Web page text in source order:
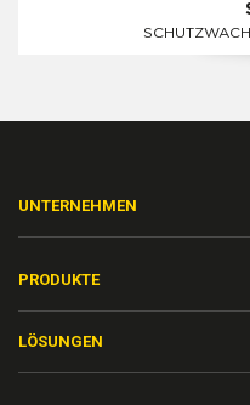
UNTERNEHMEN
PRODUKTE
LÖSUNGEN